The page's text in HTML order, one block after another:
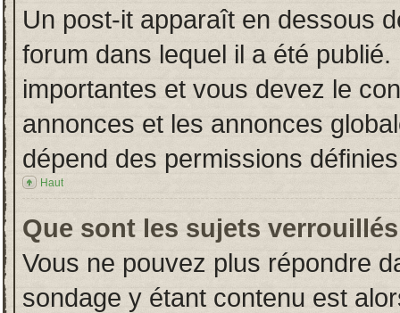
Un post-it apparaît en dessous
forum dans lequel il a été
importantes et vous devez le
annonces et les annonces
dépend des permissions
Haut
Que sont les sujets
Vous ne pouvez plus répondre
sondage y étant contenu est